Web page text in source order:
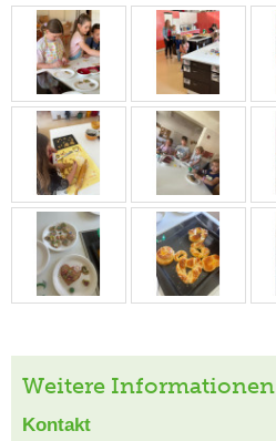
Weitere Informationen
Kontakt